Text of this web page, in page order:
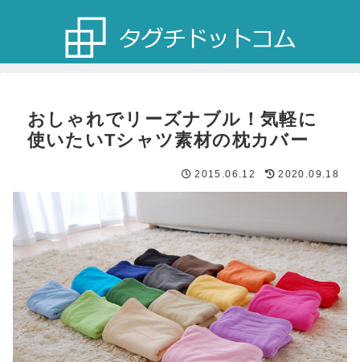
おしゃれでリーズナブル！気軽に
使いたいTシャツ素材の枕カバー
2015.06.12 2020.09.18